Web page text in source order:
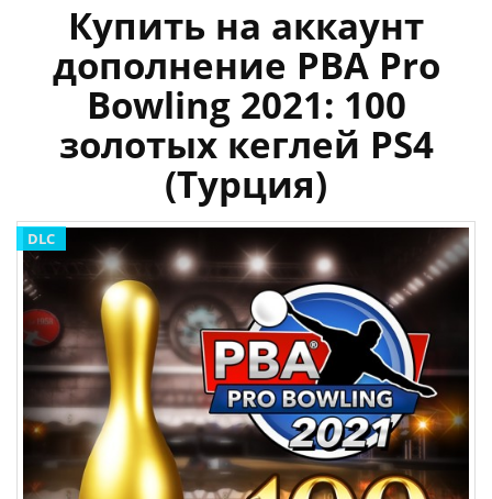
Купить на аккаунт
дополнение PBA Pro
Bowling 2021: 100
золотых кеглей PS4
(Турция)
DLC